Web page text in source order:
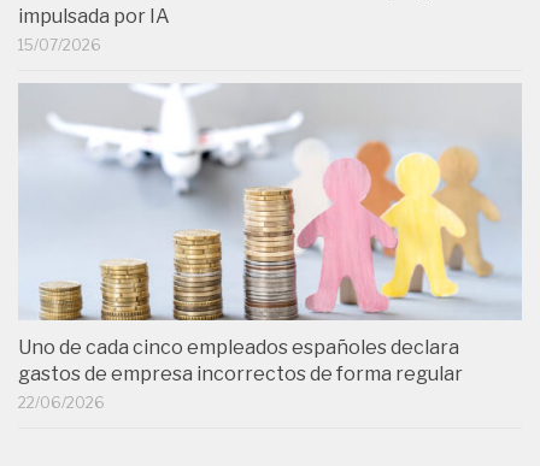
impulsada por IA
15/07/2026
Uno de cada cinco empleados españoles declara
gastos de empresa incorrectos de forma regular
22/06/2026